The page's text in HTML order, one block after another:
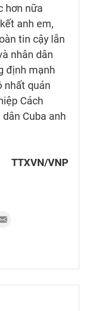
hơn nữa
anh em,
tin cậy lẫn
nhân dân
định mạnh
nhất quán
Cách
Cuba anh
TTXVN/VNP